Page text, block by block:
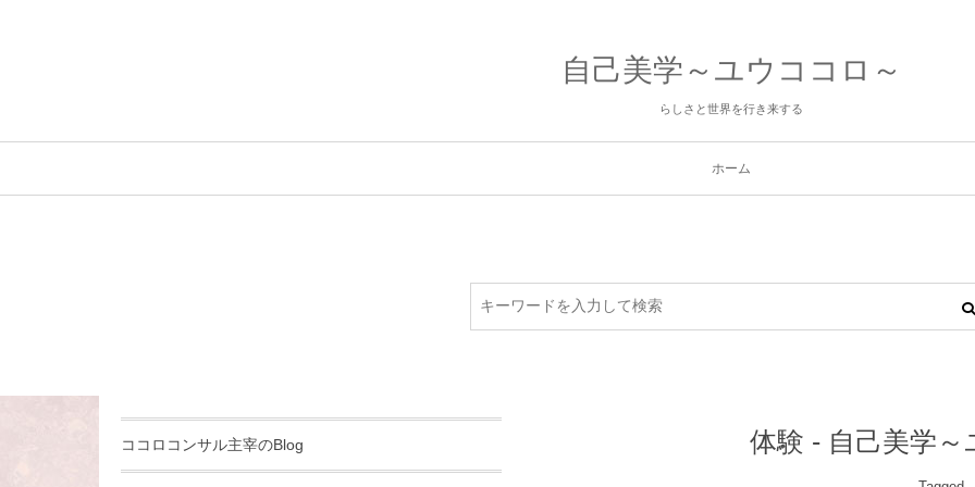
自己美学～ユウココロ～
らしさと世界を行き来する
ホーム
体験 - 自己美学～
ココロコンサル主宰のBlog